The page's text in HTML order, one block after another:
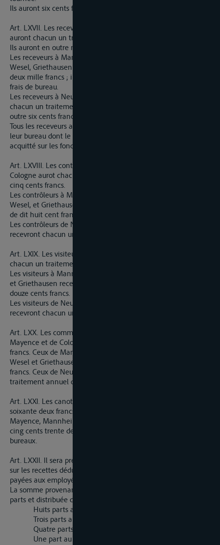
Ils auront six cents francs pour frais de bureau.
Art. LXVII. Les receveurs de l’octroi à Mayence et à Cologne
auront chacun un traitement annuel de trois mille francs.
Ils auront en outre mille francs pour frais de bureau.
Les receveurs à Mannheim, Thal, Andernach, Dusseldorf,
Wesel, Griethausen auront chacun un traitement annuel de
deux mille francs ; ils auront en outre huit cents francs pour
frais de bureau.
Les receveurs à Neubourg, Welmich, Lint et Homberg auront
chacun un traitement annuel de quinze cents francs, et en
outre six cents francs pour frais de bureau.
Tous les receveurs auront en outre un logement pour eux et
leur bureau dont le loyer sera réglé par le directeur général, et
acquitté sur les fonds de l’octroi.
Art. LXVIII. Les contrôleurs des bureaux de Mayence et de
Cologne aurot chacun un traitement annuel de deux mille
cinq cents francs.
Les contrôleurs à Mannheim, Thal, Andernach, Dusseldorf,
Wesel, et Griethausen recevront chacun un traitement annuel
de dit huit cent francs.
Les contrôleurs de Neubourg, Welmich, Lintz et Homberg
recevront chacun un traitement de douze cents francs.
Art. LXIX. Les visiteurs à Mayence et à Cologne recevront
chacun un traitement annuel de seize cent francs.
Les visiteurs à Mannheim, Thal, Andernach, Dusseldorf, Wesel
et Griethausen recevront chacun un traitement annuel de
douze cents francs.
Les visiteurs de Neubourg, Welmich, Lintz et Homberg
recevront chacun un traitement annuel de huit cents francs.
Art. LXX. Les commis aux écritures auront, savoir, ceux de
Mayence et de Cologne un traitement annuel de quinze cents
francs. Ceux de Mannheim, Thal, Andernach, Dusseldorf,
Wesel et Griethausen un traitement annuel de onze cents
francs. Ceux de Neubourg, Welmich, Lintz et Homberg un
traitement annuel de huit cents francs.
Art. LXXI. Les canotiers auront un salaire fixe, de six cents
soixante deux francs (325 florins) dans les bureaux de
Mayence, Mannheim, Cologne, DUsseldorf et Wesel, et de
cing cents trente deux francs (250 florins) dans les autres
bureaux.
Art. LXXII. Il sera prélevé dans chaque bureau quatre pour cent
sur les recettes déduction faite préalablement des salaires
payées aux employés.
La somme provenant de ce prélèvement sera divisée en vingt
parts et distribuée de la manière suivante.
Huits parts au receveur.
Trois parts au contrôleur.
Quatre parts à chacun des deux visiteurs.
Une part au commis aux écritures.